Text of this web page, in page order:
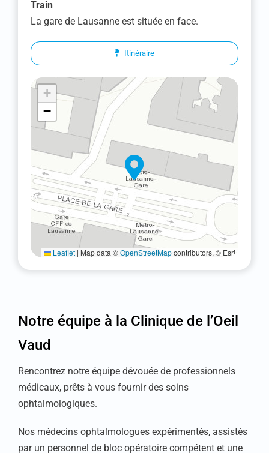
Train
La gare de Lausanne est située en face.
Itinéraire
+
−
Leaflet | Map data ©OpenStreetMapcontributors, © Esri
Notre équipe à la Clinique de l’Oeil
Vaud
Rencontrez notre équipe dévouée de professionnels
médicaux, prêts à vous fournir des soins
ophtalmologiques.
Nos médecins ophtalmologues expérimentés, assistés
par un personnel de bloc opératoire compétent et une